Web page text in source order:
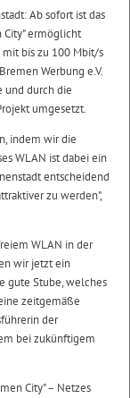
Ab sofort ist das
City" ermöglicht
bis zu 100 Mbit/s
Werbung e.V.
und durch die
umgesetzt.
indem wir die
WLAN ist dabei ein
entscheidend
zu werden",
WLAN in der
wir jetzt ein
gute Stube, welches
zeitgemäße
der
bei zukünftigem
City" – Netzes